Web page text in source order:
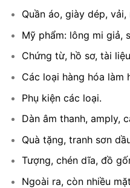
Quần áo, giày dép,
Mỹ phẩm: lông mi giả,
Chứng từ, hồ sơ, tài
Các loại hàng hóa làm
Phụ kiện các loại.
Dàn âm thanh, amply,
Quà tặng, tranh sơn
Tượng, chén dĩa, đồ
Ngoài ra, còn nhiều